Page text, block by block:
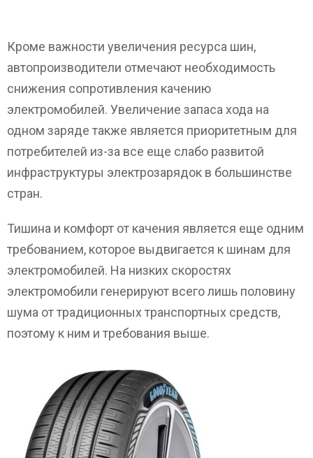
Кроме важности увеличения ресурса шин,
автопроизводители отмечают необходимость
снижения сопротивления качению
электромобилей. Увеличение запаса хода на
одном заряде также является приоритетным для
потребителей из-за все еще слабо развитой
инфраструктуры электрозарядок в большинстве
стран.
Тишина и комфорт от качения является еще одним
требованием, которое выдвигается к шинам для
электромобилей. На низких скоростях
электромобили генерируют всего лишь половину
шума от традиционных транспортных средств,
поэтому к ним и требования выше.